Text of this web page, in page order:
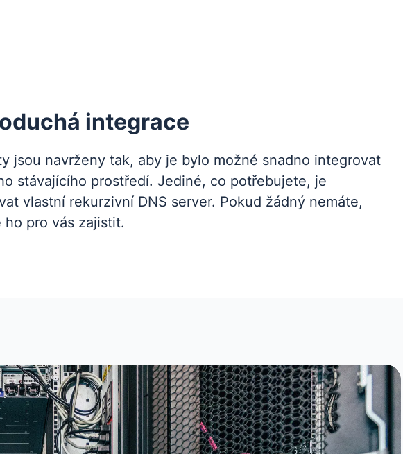
integrace
jsou navrženy tak, aby je bylo možné snadno integrovat
stávajícího prostředí. Jediné, co potřebujete, je
vlastní rekurzivní DNS server. Pokud žádný nemáte,
ho pro vás zajistit.